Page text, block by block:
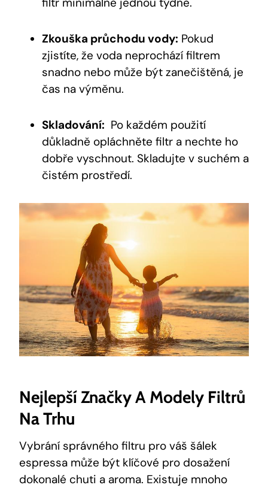
Zkouška průchodu vody: Pokud
‍zjistíte, že voda neprochází filtrem ​
snadno nebo ‍může být zanečištěná, je
čas na výměnu.
Skladování: ​ Po každém použití⁤
důkladně opláchněte filtr​ a nechte⁤ ho
dobře vyschnout. Skladujte v suchém a
čistém prostředí.
Nejlepší Značky A Modely Filtrů⁤
Na Trhu
Vybrání⁣ správného filtru ‌pro váš ⁢šálek
espressa může být klíčové pro dosažení
dokonalé chuti a aroma. Existuje mnoho